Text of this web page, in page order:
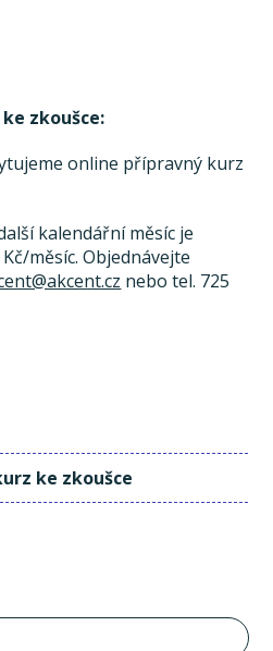
zkoušce:
online přípravný kurz
kalendářní měsíc je
měsíc. Objednávejte
nebo tel. 725
ke zkoušce